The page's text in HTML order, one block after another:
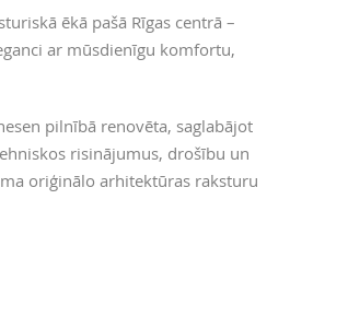
ēkā pašā Rīgas centrā –
ar mūsdienīgu komfortu,
pilnībā renovēta, saglabājot
risinājumus, drošību un
oriģinālo arhitektūras raksturu